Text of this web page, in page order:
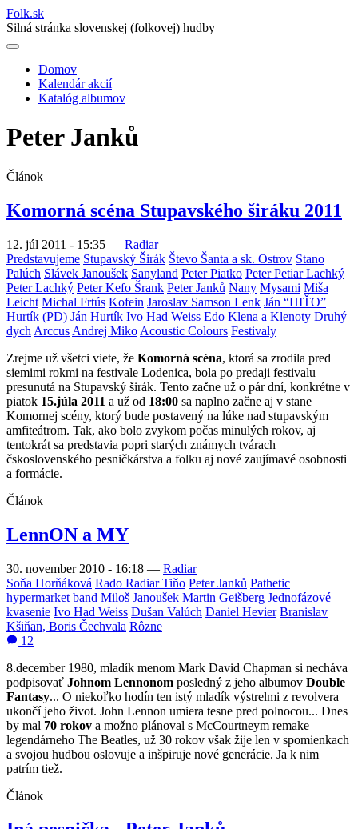
Folk.sk
Silná stránka slovenskej (folkovej) hudby
Main
navigation
Domov
Kalendár akcií
Katalóg albumov
Peter Janků
Článok
Komorná scéna Stupavského širáku 2011
12. júl 2011 - 15:35 — Radiar
Predstavujeme Stupavský Širák Števo Šanta a sk. Ostrov Stano
Palúch Slávek Janoušek Sanyland Peter Piatko Peter Petiar Lachký
Peter Lachký Peter Kefo Šrank Peter Janků Nany Mysami Miša
Leicht Michal Frtús Kofein Jaroslav Samson Lenk Ján “HIŤO”
Hurtík (PD) Ján Hurtík Ivo Had Weiss Edo Klena a Klenoty Druhý
dych Arccus Andrej Miko Acoustic Colours Festivaly
Zrejme už všetci viete, že Komorná scéna, ktorá sa zrodila pred
siemimi rokmi na festivale Lodenica, bola po predaji festivalu
presunutá na Stupavský širák. Tento začne už o pár dní, konkrétne v
piatok 15.júla 2011 a už od 18:00 sa naplno začne aj v stane
Komornej scény, ktorý bude postavený na lúke nad stupavským
amfiteátrom. Tak, ako bolo zvykom počas minulých rokov, aj
tentokrát sa predstavia popri starých známych tvárach
čskoslovenského pesničkárstva a folku aj nové zaujímavé osobnosti
a formácie.
Článok
LennON a MY
30. november 2010 - 16:18 — Radiar
Soňa Horňáková Rado Radiar Tiňo Peter Janků Pathetic
hypermarket band Miloš Janoušek Martin Geišberg Jednofázové
kvasenie Ivo Had Weiss Dušan Valúch Daniel Hevier Branislav
Kšiňan, Boris Čechvala Rôzne
12
8.december 1980, mladík menom Mark David Chapman si necháva
podpisovať Johnom Lennonom posledný z jeho albumov Double
Fantasy... O niekoľko hodín ten istý mladík výstrelmi z revolvera
ukončí jeho život. John Lennon umiera tesne pred polnocou... Dnes
by mal 70 rokov a možno plánoval s McCourtneym remake
legendárneho The Beatles, už 30 rokov však žije len v spomienkach
a svojou hudbou oslovuje a inšpiruje nové generácie. Ja k nim
patrím tiež.
Článok